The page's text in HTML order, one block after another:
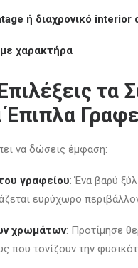
ή διαχρονικό interior
χαρακτήρα
τα
Έπιπλα
να δώσεις έμφαση:
γραφείου: Ένα βαρύ
ευρύχωρο
χρωμάτων: Προτίμησε
που τονίζουν την